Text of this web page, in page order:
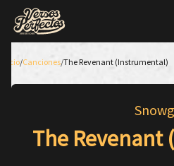
Inicio/Canciones/The Revenant (Instrumental)
The